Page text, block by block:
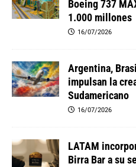
Boeing 737
1.000 millones
16/07/2026
Argentina,
impulsan la
Sudamericano
16/07/2026
LATAM
Birra Bar a su